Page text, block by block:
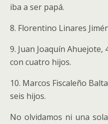
iba a ser papá.
8. Florentino Linares
9. Juan Joaquín
con cuatro hijos.
10. Marcos Fiscaleño
seis hijos.
No olvidamos ni una